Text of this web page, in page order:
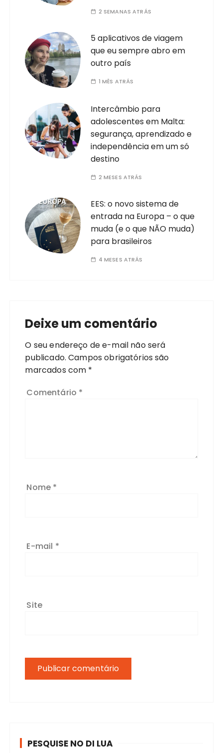
2 SEMANAS ATRÁS
5 aplicativos de viagem
que eu sempre abro em
outro país
1 MÊS ATRÁS
Intercâmbio para
adolescentes em Malta:
segurança, aprendizado e
independência em um só
destino
2 MESES ATRÁS
EES: o novo sistema de
entrada na Europa – o que
muda (e o que NÃO muda)
para brasileiros
4 MESES ATRÁS
Deixe um comentário
O seu endereço de e-mail não será
publicado. Campos obrigatórios são
marcados com *
Comentário *
Nome *
E-mail *
Site
PESQUISE NO DI LUA